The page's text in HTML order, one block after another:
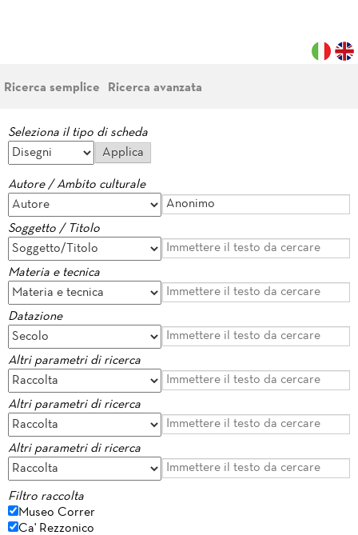
Ricerca semplice Ricerca avanzata
Seleziona il tipo di scheda
Autore / Ambito culturale
Soggetto / Titolo
Materia e tecnica
Datazione
Altri parametri di ricerca
Altri parametri di ricerca
Altri parametri di ricerca
Filtro raccolta
Museo Correr
Ca' Rezzonico